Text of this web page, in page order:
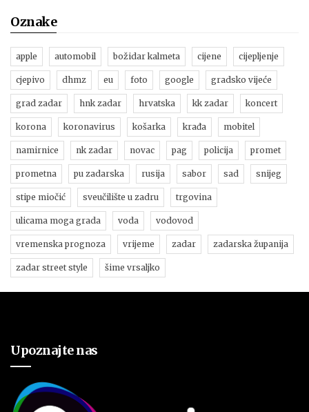
Oznake
apple automobil božidar kalmeta cijene cijepljenje
cjepivo dhmz eu foto google gradsko vijeće
grad zadar hnk zadar hrvatska kk zadar koncert
korona koronavirus košarka krađa mobitel
namirnice nk zadar novac pag policija promet
prometna pu zadarska rusija sabor sad snijeg
stipe miočić sveučilište u zadru trgovina
ulicama moga grada voda vodovod
vremenska prognoza vrijeme zadar zadarska županija
zadar street style šime vrsaljko
Upoznajte nas